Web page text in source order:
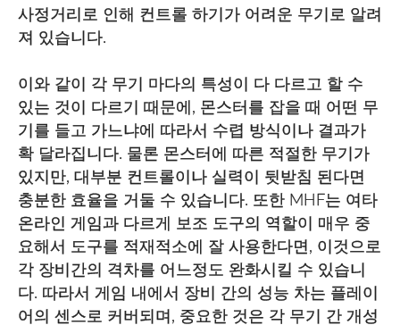
사정거리로 인해 컨트롤 하기가 어려운 무기로 알려
져 있습니다.
이와 같이 각 무기 마다의 특성이 다 다르고 할 수
있는 것이 다르기 때문에, 몬스터를 잡을 때 어떤 무
기를 들고 가느냐에 따라서 수렵 방식이나 결과가
확 달라집니다. 물론 몬스터에 따른 적절한 무기가
있지만, 대부분 컨트롤이나 실력이 뒷받침 된다면
충분한 효율을 거둘 수 있습니다. 또한 MHF는 여타
온라인 게임과 다르게 보조 도구의 역할이 매우 중
요해서 도구를 적재적소에 잘 사용한다면, 이것으로
각 장비간의 격차를 어느정도 완화시킬 수 있습니
다. 따라서 게임 내에서 장비 간의 성능 차는 플레이
어의 센스로 커버되며, 중요한 것은 각 무기 간 개성